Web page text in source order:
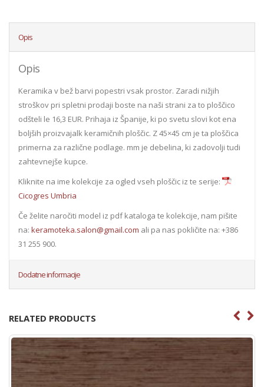
Opis
Opis
Keramika v bež barvi popestri vsak prostor. Zaradi nižjih
stroškov pri spletni prodaji boste na naši strani za to ploščico
odšteli le 16,3 EUR. Prihaja iz Španije, ki po svetu slovi kot ena
boljših proizvajalk keramičnih ploščic. Z 45×45 cm je ta ploščica
primerna za različne podlage. mm je debelina, ki zadovolji tudi
zahtevnejše kupce.
Kliknite na ime kolekcije za ogled vseh ploščic iz te serije:
Cicogres Umbria
Če želite naročiti model iz pdf kataloga te kolekcije, nam pišite
na: keramoteka.salon@gmail.com ali pa nas pokličite na: +386
31 255 900.
Dodatne informacije
RELATED PRODUCTS